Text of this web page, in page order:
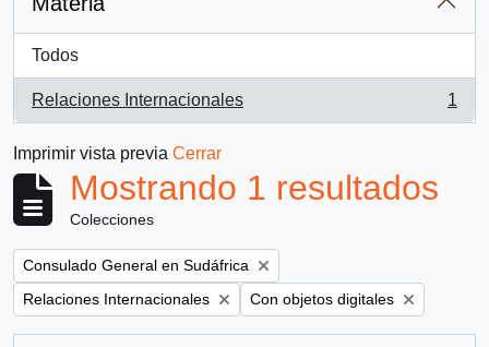
Todos
Relaciones Internacionales
, 1 resultados
1
Imprimir vista previa Cerrar
Mostrando 1 resultados
Colecciones
Remove filter:
Consulado General en Sudáfrica
Remove filter:
Relaciones Internacionales Remove filter:
Con objetos digitales